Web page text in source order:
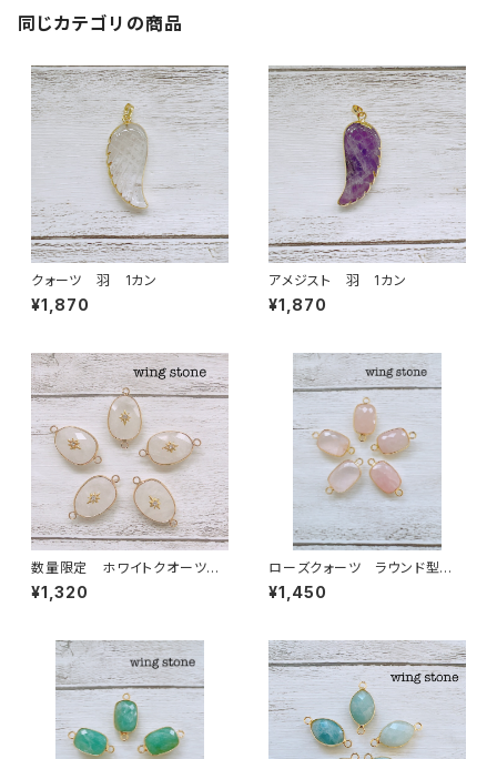
同じカテゴリの商品
クォーツ 羽 1カン
¥1,870
アメジスト 羽 1カン
¥1,870
数量限定 ホワイトクオーツ
ワンポイント付き 2カン
¥1,320
ローズクォーツ ラウンド型 2
カン
¥1,450